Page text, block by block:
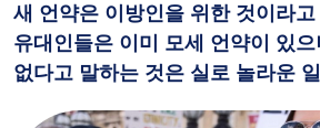
새 언약은 이방인을 위한 것이라
유대인들은 이미 모세 언약이 있
없다고 말하는 것은 실로 놀라운